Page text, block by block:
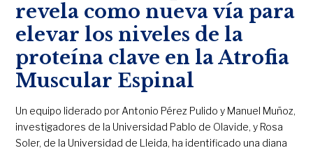
revela como nueva vía para
elevar los niveles de la
proteína clave en la Atrofia
Muscular Espinal
Un equipo liderado por Antonio Pérez Pulido y Manuel Muñoz,
investigadores de la Universidad Pablo de Olavide, y Rosa
Soler, de la Universidad de Lleida, ha identificado una diana